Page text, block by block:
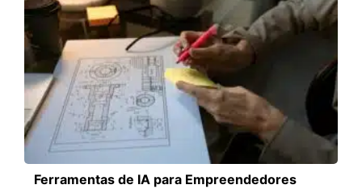
Ferramentas de IA para Empreendedores